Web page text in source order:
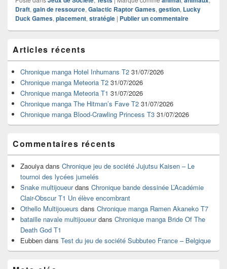
Draft, gain de ressource, Galactic Raptor Games, gestion, Lucky
Duck Games, placement, stratégie | Publier un commentaire
principale
de
widget
pour
barre
latérale
Articles récents
Chronique manga Hotel Inhumans T2 31/07/2026
Chronique manga Meteoria T2 31/07/2026
Chronique manga Meteoria T1 31/07/2026
Chronique manga The Hitman’s Fave T2 31/07/2026
Chronique manga Blood-Crawling Princess T3 31/07/2026
Commentaires récents
Zaouiya dans Chronique jeu de société Jujutsu Kaisen – Le
tournoi des lycées jumelés
Snake multijoueurdans Chronique bande dessinée L’Académie
Clair-Obscur T1 Un élève encombrant
Othello Multijoueurs dans Chronique manga Ramen Akaneko T7
bataille navale multijoueurdans Chronique manga Bride Of The
Death God T1
Eubben dans Test du jeu de société Subbuteo France – Belgique